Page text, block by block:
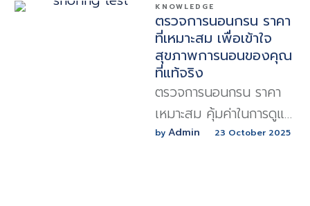
KNOWLEDGE
ตรวจการนอนกรน ราคา
ที่เหมาะสม เพื่อเข้าใจ
สุขภาพการนอนของคุณ
ที่แท้จริง
ตรวจการนอนกรน ราคา
เหมาะสม คุ้มค่าในการดูแล
สุขภาพ ช่วยวิเคราะห์
by Admin 23 October 2025